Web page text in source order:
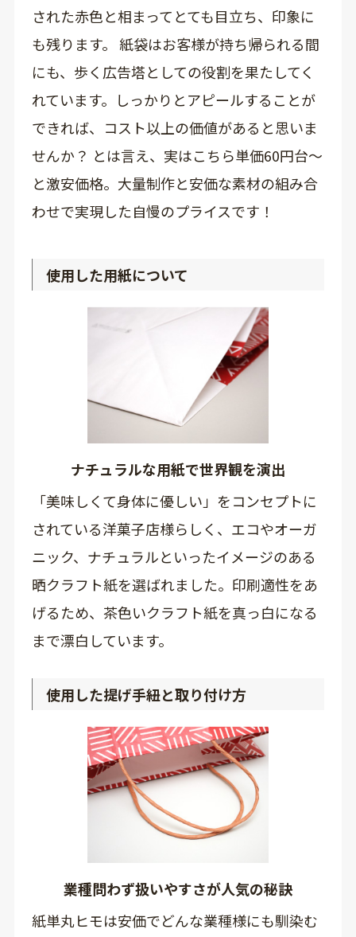
された赤色と相まってとても目立ち、印象に
も残ります。 紙袋はお客様が持ち帰られる間
にも、歩く広告塔としての役割を果たしてく
れています。しっかりとアピールすることが
できれば、コスト以上の価値があると思いま
せんか？ とは言え、実はこちら単価60円台～
と激安価格。大量制作と安価な素材の組み合
わせで実現した自慢のプライスです！
使用した用紙について
ナチュラルな用紙で世界観を演出
「美味しくて身体に優しい」をコンセプトに
されている洋菓子店様らしく、エコやオーガ
ニック、ナチュラルといったイメージのある
晒クラフト紙を選ばれました。印刷適性をあ
げるため、茶色いクラフト紙を真っ白になる
まで漂白しています。
使用した提げ手紐と取り付け方
業種問わず扱いやすさが人気の秘訣
紙単丸ヒモは安価でどんな業種様にも馴染む